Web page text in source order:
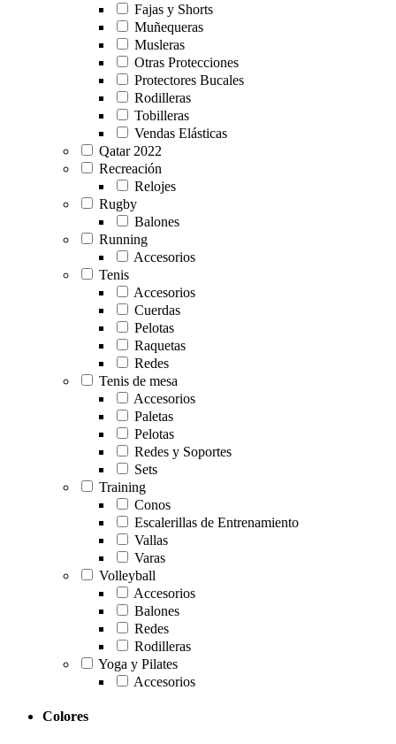
Fajas y Shorts
Muñequeras
Musleras
Otras Protecciones
Protectores Bucales
Rodilleras
Tobilleras
Vendas Elásticas
Qatar 2022
Recreación
Relojes
Rugby
Balones
Running
Accesorios
Tenis
Accesorios
Cuerdas
Pelotas
Raquetas
Redes
Tenis de mesa
Accesorios
Paletas
Pelotas
Redes y Soportes
Sets
Training
Conos
Escalerillas de Entrenamiento
Vallas
Varas
Volleyball
Accesorios
Balones
Redes
Rodilleras
Yoga y Pilates
Accesorios
Colores